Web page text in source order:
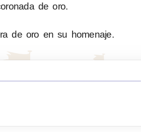
de oro.
de oro en su homenaje.